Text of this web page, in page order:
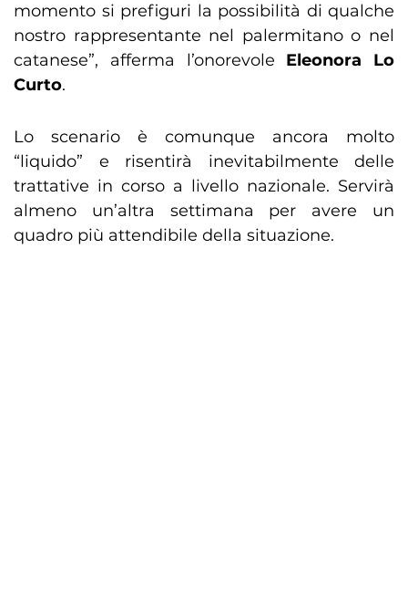
momento si prefiguri la possibilità di qualche
nostro rappresentante nel palermitano o nel
catanese”, afferma l’onorevole Eleonora Lo
Curto.
Lo scenario è comunque ancora molto
“liquido” e risentirà inevitabilmente delle
trattative in corso a livello nazionale. Servirà
almeno un’altra settimana per avere un
quadro più attendibile della situazione.